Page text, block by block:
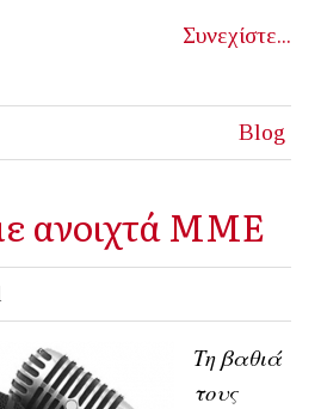
Συνεχίστε...
Blog
ανοιχτά ΜΜΕ
Τη βαθιά
τους